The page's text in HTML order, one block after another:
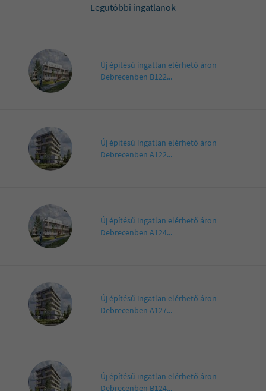
Legutóbbi ingatlanok
Új építésű ingatlan elérhető áron
Debrecenben B122...
Új építésű ingatlan elérhető áron
Debrecenben A122...
Új építésű ingatlan elérhető áron
Debrecenben A124...
Új építésű ingatlan elérhető áron
Debrecenben A127...
Új építésű ingatlan elérhető áron
Debrecenben B124...